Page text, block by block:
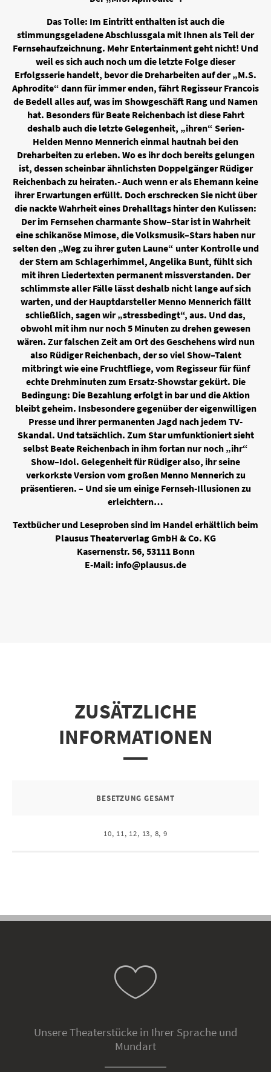
Das Tolle: Im Eintritt enthalten ist auch die
stimmungsgeladene Abschlussgala mit Ihnen als Teil der
Fernsehaufzeichnung. Mehr Entertainment geht nicht! Und
weil es sich auch noch um die letzte Folge dieser
Erfolgsserie handelt, bevor die Dreharbeiten auf der „M.S.
Aphrodite“ dann für immer enden, fährt Regisseur Francois
de Bedell alles auf, was im Showgeschäft Rang und Namen
hat. Besonders für Beate Reichenbach ist diese Fahrt
deshalb auch die letzte Gelegenheit, „ihren“ Serien-
Helden Menno Mennerich einmal hautnah bei den
Dreharbeiten zu erleben. Wo es ihr doch bereits gelungen
ist, dessen scheinbar ähnlichsten Doppelgänger Rüdiger
Reichenbach zu heiraten.- Auch wenn er als Ehemann keine
ihrer Erwartungen erfüllt. Doch erschrecken Sie nicht über
die nackte Wahrheit eines Drehalltags hinter den Kulissen:
Der im Fernsehen charmante Show–Star ist in Wahrheit
eine schikanöse Mimose, die Volksmusik–Stars haben nur
selten den „Weg zu ihrer guten Laune“ unter Kontrolle und
der Stern am Schlagerhimmel, Angelika Bunt, fühlt sich
mit ihren Liedertexten permanent missverstanden. Der
schlimmste aller Fälle lässt deshalb nicht lange auf sich
warten, und der Hauptdarsteller Menno Mennerich fällt
schließlich, sagen wir „stressbedingt“, aus. Und das,
obwohl mit ihm nur noch 5 Minuten zu drehen gewesen
wären. Zur falschen Zeit am Ort des Geschehens wird nun
also Rüdiger Reichenbach, der so viel Show–Talent
mitbringt wie eine Fruchtfliege, vom Regisseur für fünf
echte Drehminuten zum Ersatz-Showstar gekürt. Die
Bedingung: Die Bezahlung erfolgt in bar und die Aktion
bleibt geheim. Insbesondere gegenüber der eigenwilligen
Presse und ihrer permanenten Jagd nach jedem TV-
Skandal. Und tatsächlich. Zum Star umfunktioniert sieht
selbst Beate Reichenbach in ihm fortan nur noch „ihr“
Show–Idol. Gelegenheit für Rüdiger also, ihr seine
verkorkste Version vom großen Menno Mennerich zu
präsentieren. – Und sie um einige Fernseh-Illusionen zu
erleichtern…
Textbücher und Leseproben sind im Handel erhältlich beim
Plausus Theaterverlag GmbH & Co. KG
Kasernenstr. 56, 53111 Bonn
E-Mail: info@plausus.de
ZUSÄTZLICHE
INFORMATIONEN
BESETZUNG GESAMT
10, 11, 12, 13, 8, 9
Unsere Theaterstücke in Ihrer Sprache und
Mundart